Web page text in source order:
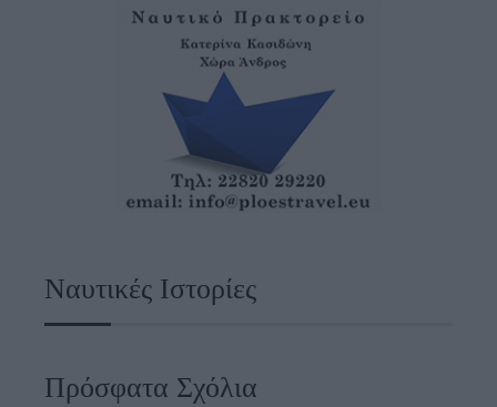
Ναυτικές Ιστορίες
Πρόσφατα Σχόλια